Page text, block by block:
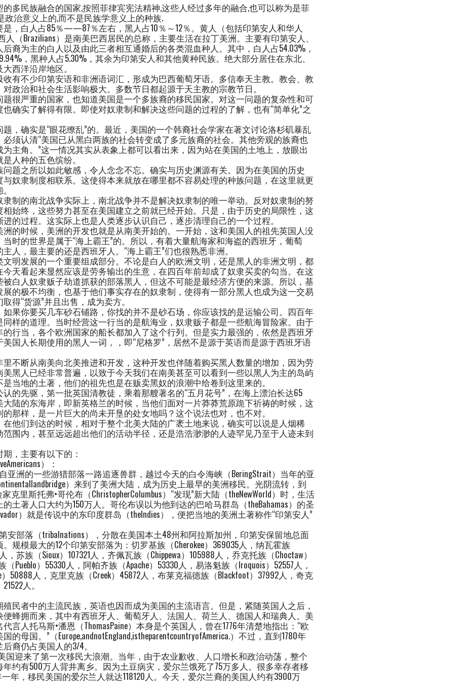
多民族融合的国家,按照菲律宾宪法精神,这些人经过多年的融合,也可以称为是菲
政治意义上的,而不是民族学意义上的种族.
，白人占85％——87％左右，黑人占10％～12％。黄人（包括印第安人和华人
人（Brazilians）是南美巴西居民的总称，主要生活在拉丁美洲。主要有印第安人、
裔为主的白人以及由此三者相互通婚后的各类混血种人。其中，白人占54.03%，
，黑种人占5.30%，其余为印第安人和其他黄种民族。绝大部分居住在东北、
西洋沿岸地区。
有不少印第安语和非洲语词汇，形成为巴西葡萄牙语。多信奉天主教。教会、教
政治和社会生活影响极大。多数节日都起源于天主教的宗教节日。
题很严重的国家，也知道美国是一个多族裔的移民国家。对这一问题的复杂性和可
确实了解得有限。即使对奴隶制和解决这些问题的过程的了解，也有“简单化”之
，确实是“眼花缭乱”的。最近，美国的一个韩裔社会学家在著文讨论洛杉矶暴乱
须认清“美国已从黑白两族的社会转变成了多元族裔的社会。其他旁观的族裔也
主角。”这一情况其实从表象上都可以看出来，因为站在美国的土地上，放眼出
人种的五色缤纷。
题之所以如此敏感，令人念念不忘。确实与历史渊源有关。因为在美国的历史
与奴隶制度相联系。这使得本来就放在哪里都不容易处理的种族问题，在这里就更
隶制的南北战争实际上，南北战争并不是解决奴隶制的唯一举动。反对奴隶制的努
相始终，这些努力甚至在美国建立之前就已经开始。只是，由于历史的局限性，这
的过程。这实际上也是人类逐步认识自己，逐步清理自己的一个过程。
洲的时候，美洲的开发也就是从南美开始的。一开始，这和美国人的祖先英国人没
时的世界是属于“海上霸王”的。所以，有着大量航海家和海盗的西班牙，葡萄
人，最主要的还是西班牙人。“海上霸王”们也很熟悉非洲。
明发展的一个重要组成部分。不论是白人的欧洲文明，还是黑人的非洲文明，都
今天看起来显然应该是劳务输出的生意，在四百年前却成了奴隶买卖的勾当。在这
被白人奴隶贩子劫道抓获的部落黑人，但这不可能是最经济方便的来源。所以，基
的极不均衡，也基于他们事实存在的奴隶制，使得有一部分黑人也成为这一交易
得“货源”并且出售，成为卖方。
果你要买几车砂石铺路，你找的并不是砂石场，你应该找的是运输公司。四百年
样的道理。当时经营这一行当的是航海业，奴隶贩子都是一些航海冒险家。由于
行当，各个欧洲国家的船长都加入了这个行列。但是实力最强的，依然是西班牙
国人长期使用的黑人一词，，即“尼格罗”，居然不是源于英语而是源于西班牙语
不断从南美向北美推进和开发，这种开发也伴随着购买黑人数量的增加，因为劳
美黑人已经非常普遍，以致于今天我们在南美甚至可以看到一些以黑人为主的岛屿
当地的土著，他们的祖先也是在贩卖黑奴的浪潮中给卷到这里来的。
的先驱，第一批英国清教徒，乘着那艘著名的“五月花号”，在海上漂泊长达65
大陆的东海岸，即新英格兰的时候，当他们面对一片莽莽荒原跪下祈祷的时候，这
那样，是一片巨大的尚未开垦的处女地吗？这个说法也对，也不对。
在他们到达的时候，相对于整个北美大陆的广袤土地来说，确实可以说是人烟稀
范围内，甚至远远超出他们的活动半径，还是浩浩渺渺的人迹罕见乃至于人迹未到
，主要有以下的：
）：
亚洲的一些游猎部落一路追逐兽群，越过今天的白令海峡（BeringStrait）当年的亚
）来到了美洲大陆，成为历史上最早的美洲移民。光阴流转，到
克里斯托弗•哥伦布（ChristopherColumbus）“发现”新大陆（theNewWorld）时，生活
土著人口大约为150万人。哥伦布误以为他到达的巴哈马群岛（theBahamas）的圣
）就是传说中的东印度群岛（theIndies），便把当地的美洲土著称作“印第安人”
安部落（tribalnations），分散在美国本土48州和阿拉斯加州，印第安保留地总面
规模最大的12个印第安部落为：切罗基族（Cherokee）369035人，纳瓦霍族
人，苏族（Sioux）107321人，齐佩瓦族（Chippewa）105988人，乔克托族（Choctaw）
（Pueblo）55330人，阿帕齐族（Apache）53330人，易洛魁族（Iroquois）52557人，
）50888人，克里克族（Creek）45872人，布莱克福德族（Blackfoot）37992人，奇克
人。
民者中的主流民族，英语也因而成为美国的主流语言。但是，紧随英国人之后，
便蜂拥而来，其中有西班牙人、葡萄牙人、法国人、荷兰人、德国人和瑞典人。美
言人托马斯•潘恩（ThomasPaine）本身是个英国人，曾在1776年清楚地指出：“欧
的母国。”（Europe,andnotEngland,istheparentcountryofAmerica.）不过，直到1780年
裔仍占美国人的3/4。
国迎来了第一次移民大浪潮。当年，由于农业歉收、人口增长和政治动荡，整个
约有500万人背井离乡。因为土豆病灾，爱尔兰饿死了75万多人。很多幸存者移
一年，移民美国的爱尔兰人就达118120人。今天，爱尔兰裔的美国人约有3900万